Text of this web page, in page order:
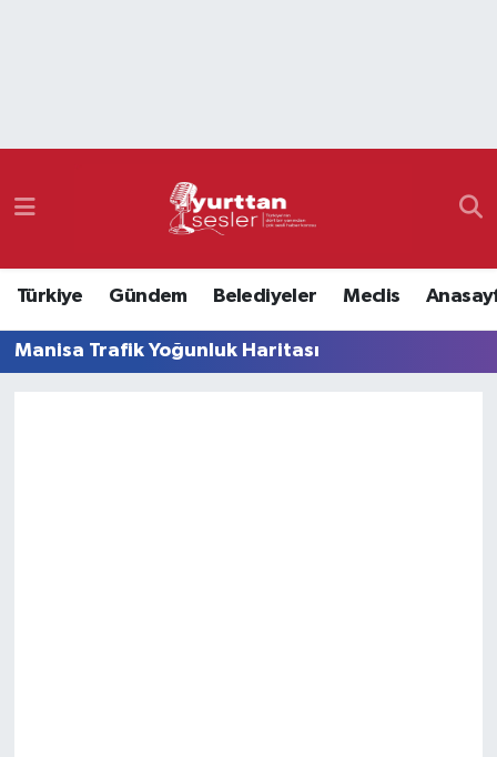
Türkiye Gündem Belediyeler Meclis
Manisa Trafik Yoğunluk Haritası
Namaz Vakitleri
Süper Lig Puan Durumu ve Fikstür